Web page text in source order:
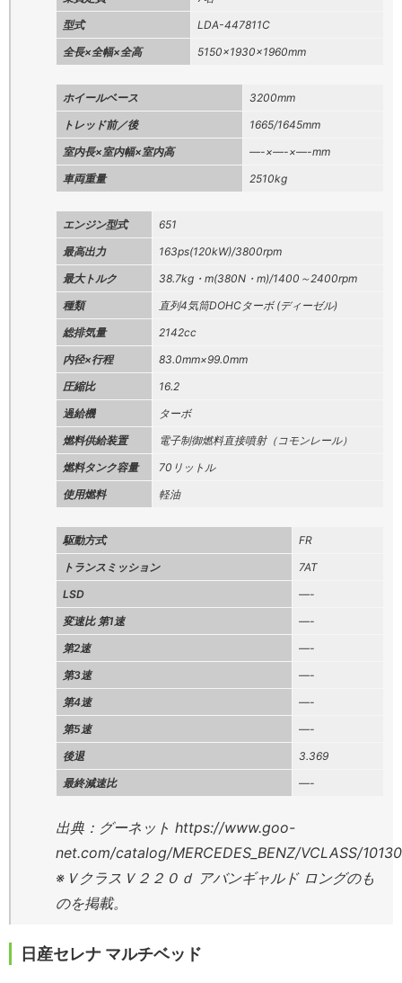
型式
LDA-447811C
全長×全幅×全高
5150×1930×1960mm
ホイールベース
3200mm
トレッド前／後
1665/1645mm
室内長×室内幅×室内高
—-×—-×—-mm
車両重量
2510kg
エンジン型式
651
最高出力
163ps(120kW)/3800rpm
最大トルク
38.7kg・m(380N・m)/1400～2400rpm
種類
直列4気筒DOHCターボ (ディーゼル)
総排気量
2142cc
内径×行程
83.0mm×99.0mm
圧縮比
16.2
過給機
ターボ
燃料供給装置
電子制御燃料直接噴射（コモンレール）
燃料タンク容量
70リットル
使用燃料
軽油
駆動方式
FR
トランスミッション
7AT
LSD
—-
変速比 第1速
—-
第2速
—-
第3速
—-
第4速
—-
第5速
—-
後退
3.369
最終減速比
—-
出典：グーネット https://www.goo-
net.com/catalog/MERCEDES_BENZ/VCLASS/
※ＶクラスＶ２２０ｄ アバンギャルド ロングのも
のを掲載。
日産セレナ マルチベッド